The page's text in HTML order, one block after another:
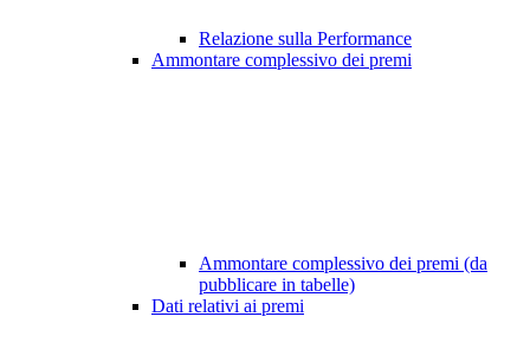
Relazione sulla Performance
Ammontare complessivo dei premi
Ammontare complessivo dei premi (da
pubblicare in tabelle)
Dati relativi ai premi